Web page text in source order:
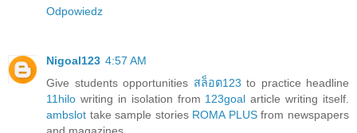
Odpowiedz
Nigoal123 4:57 AM
Give students opportunities สล็อต123 to practice headline
11hilo writing in isolation from 123goal article writing itself.
ambslot take sample stories ROMA PLUSfrom newspapers